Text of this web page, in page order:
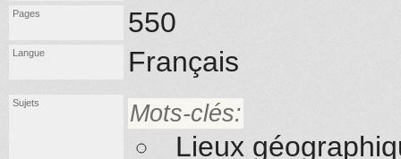
Pages 550
Langue Français
Sujets Mots-clés:
Lieux